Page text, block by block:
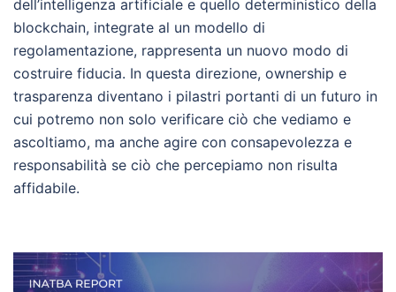
dell’intelligenza artificiale e quello deterministico della
blockchain, integrate al un modello di
regolamentazione, rappresenta un nuovo modo di
costruire fiducia. In questa direzione, ownership e
trasparenza diventano i pilastri portanti di un futuro in
cui potremo non solo verificare ciò che vediamo e
ascoltiamo, ma anche agire con consapevolezza e
responsabilità se ciò che percepiamo non risulta
affidabile.